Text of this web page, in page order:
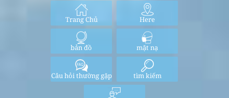
Trang Chủ Here
bản đồ mặt nạ
Câu hỏi thường gặp tìm kiếm